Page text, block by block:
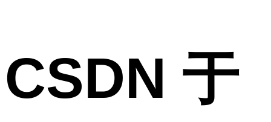
CSDN 于